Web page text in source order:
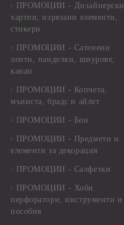
ПРОМОЦИИ - Дизайнерски
хартии, изрязани елементи,
стикери
ПРОМОЦИИ - Сатенени
ленти, панделки, шнурове,
канап
ПРОМОЦИИ - Копчета,
мъниста, брадс и айлет
ПРОМОЦИИ - Бои
ПРОМОЦИИ - Предмети и
елементи за декорация
ПРОМОЦИИ - Салфетки
ПРОМОЦИИ - Хоби
перфоратори, инструменти и
пособия